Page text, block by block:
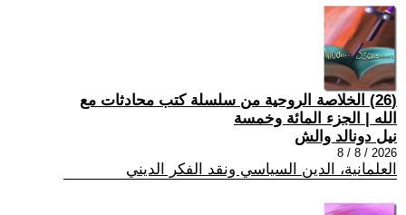
(26) الخلاصة الروحية من سلسلة كتب محادثات مع
الله | الجزء المائة وخمسة
نيل دونالد والش
2026 / 8 / 8
العلمانية، الدين السياسي ونقد الفكر الديني